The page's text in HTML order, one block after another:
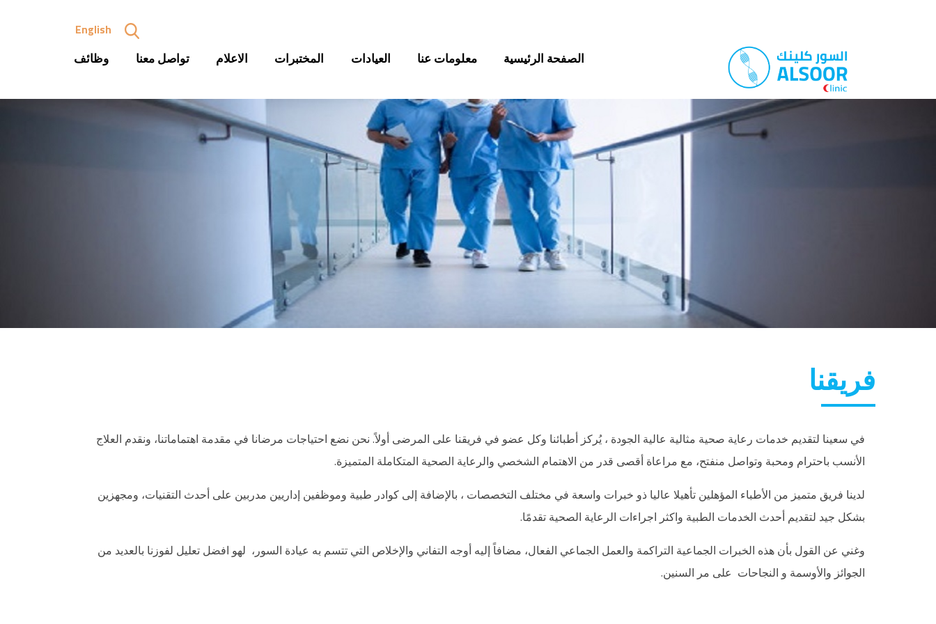
English
الصفحة الرئيسية معلومات عنا العيادات المختبرات الاعلام تواصل معنا وظائف
فريقنا
في سعينا لتقديم خدمات رعاية صحية مثالية عالية الجودة ، يُركز أطبائنا وكل عضو في فريقنا على المرضى أولاً. نحن نضع احتياجات مرضانا في مقدمة اهتماماتنا، ونقدم العلاج
الأنسب باحترام ومحبة وتواصل منفتح، مع مراعاة أقصى قدر من الاهتمام الشخصي والرعاية الصحية المتكاملة المتميزة.
لدينا فريق متميز من الأطباء المؤهلين تأهيلا عاليا ذو خبرات واسعة في مختلف التخصصات ، بالإضافة إلى كوادر طبية وموظفين إداريين مدربين على أحدث التقنيات، ومجهزين
بشكل جيد لتقديم أحدث الخدمات الطبية واكثر اجراءات الرعاية الصحية تقدمًا.
وغني عن القول بأن هذه الخبرات الجماعية التراكمة والعمل الجماعي الفعال، مضافاً إليه أوجه التفاني والإخلاص التي تتسم به عيادة السور، لهو افضل تعليل لفوزنا بالعديد من
الجوائز والأوسمة و النجاحات على مر السنين.